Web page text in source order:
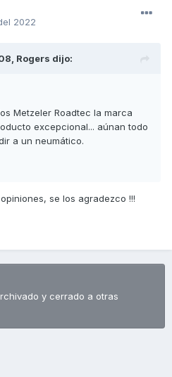
2022
Rogers dijo:
Metzeler Roadtec la marca
excepcional... aúnan todo
a un neumático.
se los agradezco !!!
y cerrado a otras